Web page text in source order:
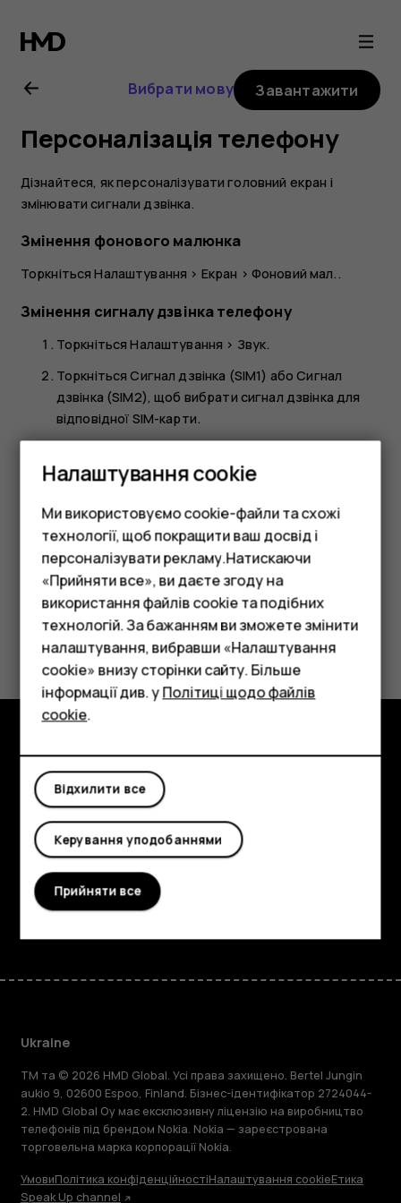
Посібник
користувача
Nokia
2.1
Смартфони
Фічерфони
Аксесуари
Планшети
Вибрати мову Завантажити
Персоналізація телефону
Дізнайтеся, як персоналізувати головний екран і
змінювати сигнали дзвінка.
Змінення фонового малюнка
ТоркнітьсяНалаштування > Екран > Фоновий мал..
Змінення сигналу дзвінка телефону
ТоркнітьсяНалаштування > Звук.
ТоркнітьсяСигнал дзвінка (SIM1) абоСигнал
дзвінка (SIM2), щоб вибрати сигнал дзвінка для
відповідної SIM-карти.
Налаштування
сповіщення за умовчанням.
Це було для вас корисним?
Так Ні
Огляд
Детальніше
Planet and people
Підтримка
FacebookInstagram
TiktokYoutube
Ukraine
TM та © 2026 HMD Global. Усі права захищено. Bertel Jungin
aukio 9, 02600 Espoo, Finland. Бізнес-ідентифікатор 2724044-
2. HMD Global Oy має ексклюзивну ліцензію на виробництво
телефонів під брендом Nokia. Nokia — зареєстрована
торговельна марка корпорації Nokia.
УмовиПолітика конфіденційностіНалаштування cookieЕтика
Speak Up channel
Налаштування cookie
Ми використовуємо cookie-файли та схожі
технології, щоб покращити ваш досвід і
персоналізувати рекламу.Натискаючи
«Прийняти все», ви даєте згоду на
використання файлів cookie та подібних
технологій. За бажанням ви зможете змінити
налаштування, вибравши «Налаштування
cookie» внизу сторінки сайту. Більше
інформації див. уПолітиці щодо файлів
cookie.
Відхилити все
Керування уподобаннями
Прийняти все